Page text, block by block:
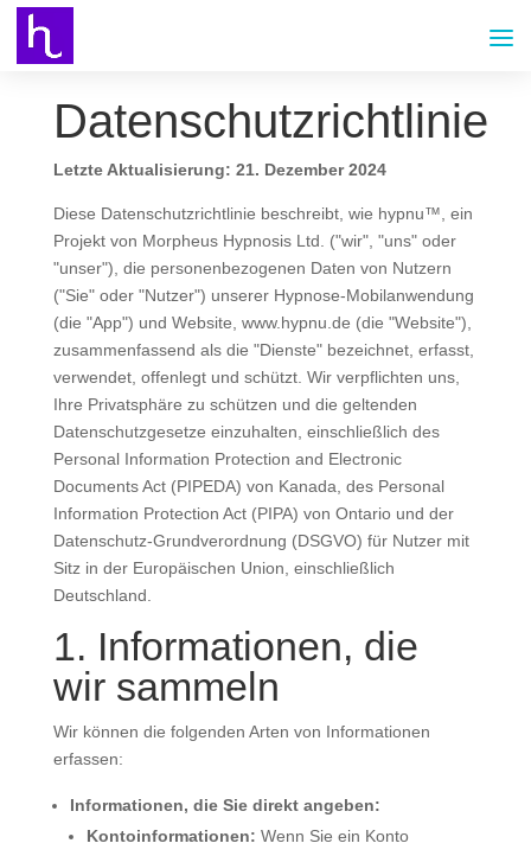
Datenschutzrichtlinie
Letzte Aktualisierung: 21. Dezember 2024
Diese Datenschutzrichtlinie beschreibt, wie hypnu™, ein
Projekt von Morpheus Hypnosis Ltd. ("wir", "uns" oder
"unser"), die personenbezogenen Daten von Nutzern
("Sie" oder "Nutzer") unserer Hypnose-Mobilanwendung
(die "App") und Website, www.hypnu.de (die "Website"),
zusammenfassend als die "Dienste" bezeichnet, erfasst,
verwendet, offenlegt und schützt. Wir verpflichten uns,
Ihre Privatsphäre zu schützen und die geltenden
Datenschutzgesetze einzuhalten, einschließlich des
Personal Information Protection and Electronic
Documents Act (PIPEDA) von Kanada, des Personal
Information Protection Act (PIPA) von Ontario und der
Datenschutz-Grundverordnung (DSGVO) für Nutzer mit
Sitz in der Europäischen Union, einschließlich
Deutschland.
1. Informationen, die
wir sammeln
Wir können die folgenden Arten von Informationen
erfassen:
Informationen, die Sie direkt angeben:
Kontoinformationen: Wenn Sie ein Konto